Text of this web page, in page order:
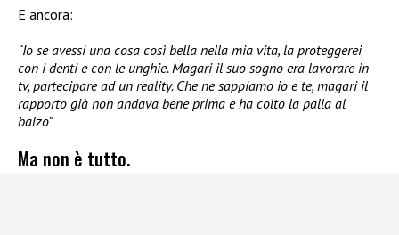
E ancora:
“Io se avessi una cosa così bella nella mia vita, la proteggerei
con i denti e con le unghie. Magari il suo sogno era lavorare in
tv, partecipare ad un reality. Che ne sappiamo io e te, magari il
rapporto già non andava bene prima e ha colto la palla al
balzo”
Ma non è tutto.